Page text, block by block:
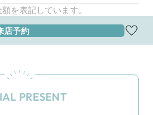
を表記しています。
店予約
PRESENT